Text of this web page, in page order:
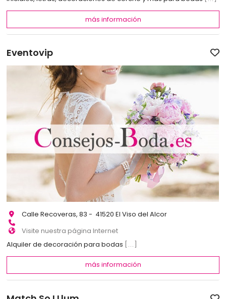
más información
Eventovip
Calle Recoveras, 83 - 41520 El Viso del Alcor
Visite nuestra página Internet
Alquiler de decoración para bodas [...]
más información